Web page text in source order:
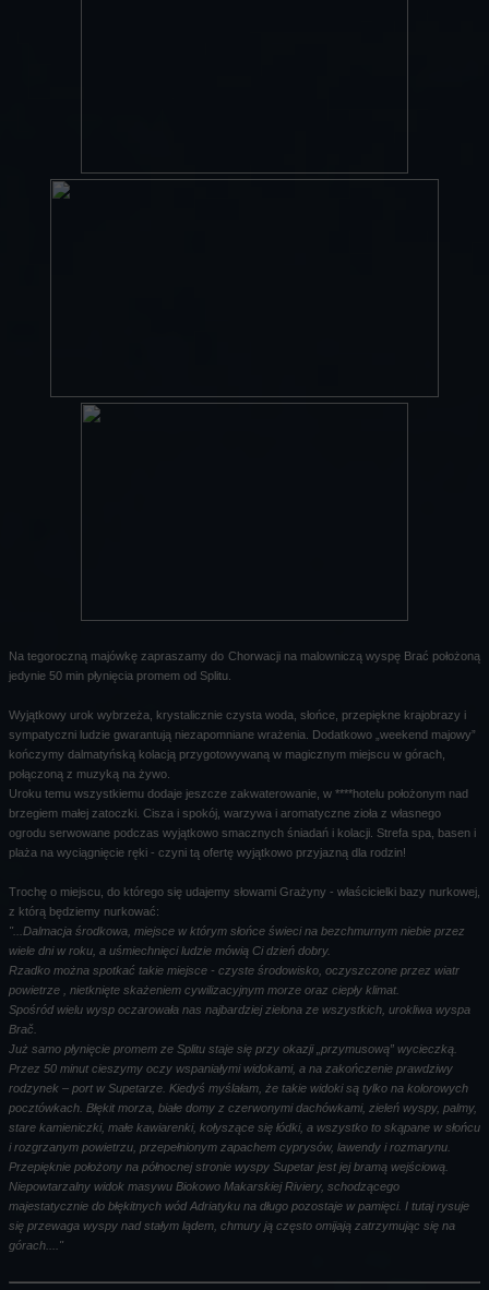
Na tegoroczną majówkę zapraszamy do Chorwacji na malowniczą wyspę Brać położoną
jedynie 50 min płynięcia promem od Splitu.
Wyjątkowy urok wybrzeża, krystalicznie czysta woda, słońce, przepiękne krajobrazy i
sympatyczni ludzie gwarantują niezapomniane wrażenia. Dodatkowo „weekend majowy”
kończymy dalmatyńską kolacją przygotowywaną w magicznym miejscu w górach,
połączoną z muzyką na żywo.
Uroku temu wszystkiemu dodaje jeszcze zakwaterowanie, w ****hotelu położonym nad
brzegiem małej zatoczki. Cisza i spokój, warzywa i aromatyczne zioła z własnego
ogrodu serwowane podczas wyjątkowo smacznych śniadań i kolacji. Strefa spa, basen i
plaża na wyciągnięcie ręki - czyni tą ofertę wyjątkowo przyjazną dla rodzin!
Trochę o miejscu, do którego się udajemy słowami Grażyny - właścicielki bazy nurkowej,
z którą będziemy nurkować:
"...Dalmacja środkowa, miejsce w którym słońce świeci na bezchmurnym niebie przez
wiele dni w roku, a uśmiechnięci ludzie mówią Ci dzień dobry.
Rzadko można spotkać takie miejsce - czyste środowisko, oczyszczone przez wiatr
powietrze , nietknięte skażeniem cywilizacyjnym morze oraz ciepły klimat.
Spośród wielu wysp oczarowała nas najbardziej zielona ze wszystkich, urokliwa wyspa
Brač.
Już samo płynięcie promem ze Splitu staje się przy okazji „przymusową” wycieczką.
Przez 50 minut cieszymy oczy wspaniałymi widokami, a na zakończenie prawdziwy
rodzynek – port w Supetarze. Kiedyś myślałam, że takie widoki są tylko na kolorowych
pocztówkach. Błękit morza, białe domy z czerwonymi dachówkami, zieleń wyspy, palmy,
stare kamieniczki, małe kawiarenki, kołyszące się łódki, a wszystko to skąpane w słońcu
i rozgrzanym powietrzu, przepełnionym zapachem cyprysów, lawendy i rozmarynu.
Przepięknie położony na północnej stronie wyspy Supetar jest jej bramą wejściową.
Niepowtarzalny widok masywu Biokowo Makarskiej Riviery, schodzącego
majestatycznie do błękitnych wód Adriatyku na długo pozostaje w pamięci. I tutaj rysuje
się przewaga wyspy nad stałym lądem, chmury ją często omijają zatrzymując się na
górach...."